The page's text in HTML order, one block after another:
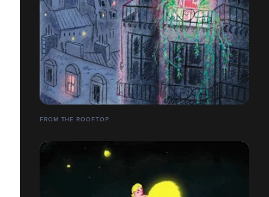
FROM THE ROOFTOP